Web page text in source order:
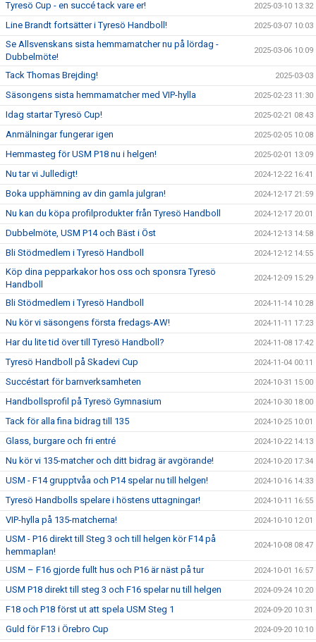
Tyresö Cup - en succé tack vare er! 2025-03-10 13:32
Line Brandt fortsätter i Tyresö Handboll! 2025-03-07 10:03
Se Allsvenskans sista hemmamatcher nu på lördag -
Dubbelmöte!
2025-03-06 10:09
Tack Thomas Brejding! 2025-03-03
Säsongens sista hemmamatcher med VIP-hylla 2025-02-23 11:30
Idag startar Tyresö Cup! 2025-02-21 08:43
Anmälningar fungerar igen 2025-02-05 10:08
Hemmasteg för USM P18 nu i helgen! 2025-02-01 13:09
Nu tar vi Julledigt! 2024-12-22 16:41
Boka upphämning av din gamla julgran! 2024-12-17 21:59
Nu kan du köpa profilprodukter från Tyresö Handboll 2024-12-17 20:01
Dubbelmöte, USM P14 och Bäst i Öst 2024-12-13 14:58
Bli Stödmedlem i Tyresö Handboll 2024-12-12 14:55
Köp dina pepparkakor hos oss och sponsra Tyresö
Handboll
2024-12-09 15:29
Bli Stödmedlem i Tyresö Handboll 2024-11-14 10:28
Nu kör vi säsongens första fredags-AW! 2024-11-11 17:23
Har du lite tid över till Tyresö Handboll? 2024-11-08 17:42
Tyresö Handboll på Skadevi Cup 2024-11-04 00:11
Succéstart för barnverksamheten 2024-10-31 15:00
Handbollsprofil på Tyresö Gymnasium 2024-10-30 18:00
Tack för alla fina bidrag till 135 2024-10-25 10:01
Glass, burgare och fri entré 2024-10-22 14:13
Nu kör vi 135-matcher och ditt bidrag är avgörande! 2024-10-20 17:34
USM - F14 grupptvåa och P14 spelar nu till helgen! 2024-10-16 14:33
Tyresö Handbolls spelare i höstens uttagningar! 2024-10-11 16:55
VIP-hylla på 135-matcherna! 2024-10-10 12:01
USM - P16 direkt till Steg 3 och till helgen kör F14 på
hemmaplan!
2024-10-08 08:47
USM – F16 gjorde fullt hus och P16 är näst på tur 2024-10-01 16:57
USM P18 direkt till steg 3 och F16 spelar nu till helgen 2024-09-24 10:20
F18 och P18 först ut att spela USM Steg 1 2024-09-20 10:31
Guld för F13 i Örebro Cup 2024-09-20 10:10